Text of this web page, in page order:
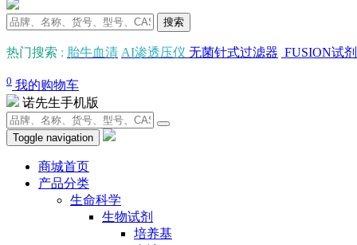
搜索
热门搜索 : 胎牛血清 AI渗透压仪 无菌针式过滤器 FUSION试剂
0 我的购物车
诺先生手机版
Toggle navigation
商城首页
产品分类
生命科学
生物试剂
培养基